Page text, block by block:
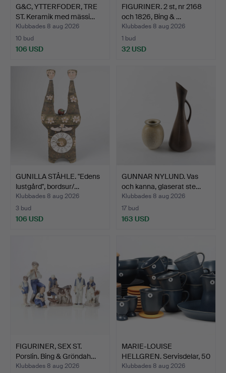
G&C, YTTERFODER, TRE
ST. Keramik med mässi…
Klubbades 8 aug 2026
10 bud
106 USD
FIGURINER. 2 st, nr 2168
och 1826, Bing & …
Klubbades 8 aug 2026
1 bud
32 USD
GUNILLA STÅHLE. "Edens
lustgård", bordsur/…
Klubbades 8 aug 2026
3 bud
106 USD
GUNNAR NYLUND. Vas
och kanna, glaserat ste…
Klubbades 8 aug 2026
17 bud
163 USD
FIGURINER, SEX ST.
Porslin. Bing & Gröndah…
Klubbades 8 aug 2026
MARIE-LOUISE
HELLGREN. Servisdelar, 50
del…
Klubbades 8 aug 2026